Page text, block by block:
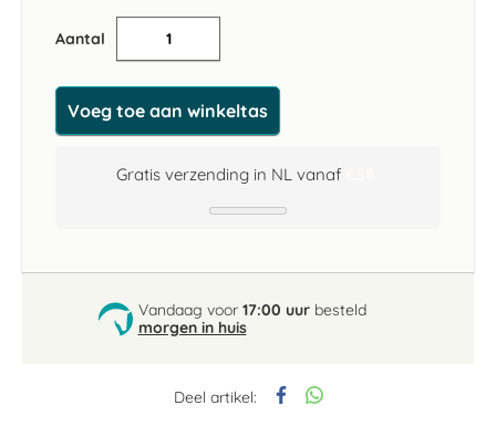
Deel artikel:
Aantal
Voeg toe aan winkeltas
Gratis verzending in NL vanaf
Vandaag voor 17:00 uurbesteld
morgen in huis